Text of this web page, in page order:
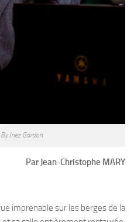
Inez Gordon
Par Jean-Christophe MARY
imprenable sur les berges de la